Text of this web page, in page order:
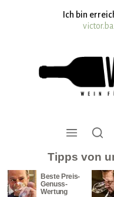
springenIch bin
Tipps von
Beste Preis-
Genuss-
Wertung